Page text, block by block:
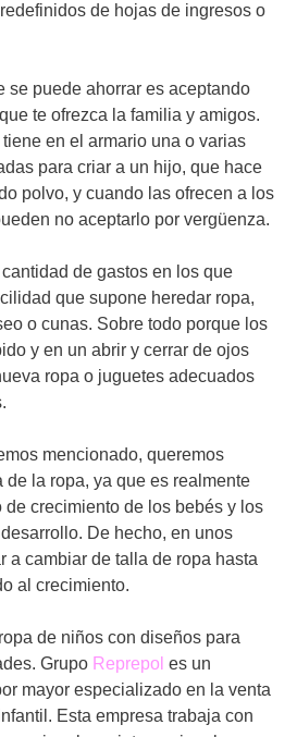
de hojas de ingresos o
se puede ahorrar es aceptando
te ofrezca la familia y amigos.
en el armario una o varias
para criar a un hijo, que hace
polvo, y cuando las ofrecen a los
no aceptarlo por vergüenza.
de gastos en los que
que supone heredar ropa,
o cunas. Sobre todo porque los
y en un abrir y cerrar de ojos
ropa o juguetes adecuados
mencionado, queremos
de la ropa, ya que es realmente
de crecimiento de los bebés y los
De hecho, en unos
a cambiar de talla de ropa hasta
al crecimiento.
de niños con diseños para
Grupo Reprepol es un
mayor especializado en la venta
Esta empresa trabaja con